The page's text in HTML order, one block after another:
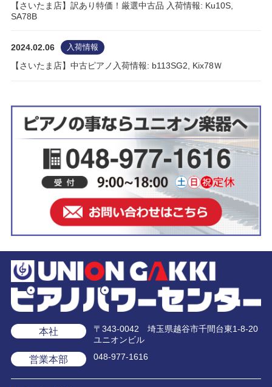
【さいたま店】訳あり特価！厳選中古品 入荷情報: Ku10S,
SA78B
2024.02.06 入荷情報
【さいたま店】中古ピアノ入荷情報: b113SG2, Kix78Ｗ
本社
〒343-0042 埼玉県越谷市千間台東1-8-20
ユニオンビル
営業本部 048-977-1616